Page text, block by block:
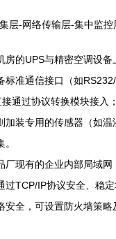
层-网络传输层-集中监控
房的UPS与精密空调设
准通信接口（如RS232/
通过协议转换模块接入
加装专用的传感器（如温
厂现有的企业内部局域
过TCP/IP协议安全、稳
安全，可设置防火墙策略